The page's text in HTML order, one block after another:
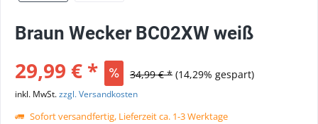
Braun Wecker BC02XW weiß
29,99 € * 34,99 € * (14,29% gespart)
inkl. MwSt.zzgl. Versandkosten
Sofort versandfertig, Lieferzeit ca. 1-3 Werktage